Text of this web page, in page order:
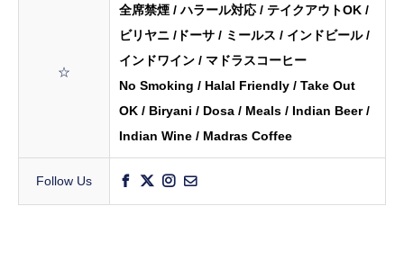
☆
全席禁煙 / ハラール対応 / テイクアウトOK /
ビリヤニ /ドーサ / ミールス / インドビール /
インドワイン / マドラスコーヒー
No Smoking / Halal Friendly / Take Out
OK / Biryani / Dosa / Meals / Indian Beer /
Indian Wine / Madras Coffee
Follow Us